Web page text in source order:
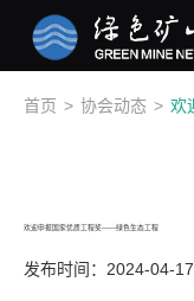
首页 > 协会动态 >
欢迎申报国家优质工程奖——绿色生态工程
发布时间：2024-04-17